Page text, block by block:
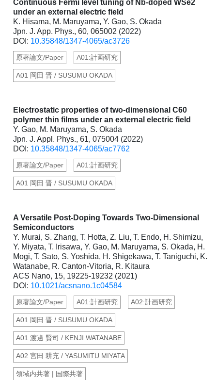
Continuous Fermi level tuning of Nb-doped WSe2
under an external electric field
K. Hisama, M. Maruyama, Y. Gao, S. Okada
Jpn. J. App. Phys., 60, 065002 (2022)
DOI: 10.35848/1347-4065/ac3726
原著論文/Paper A01:計画研究
A01 岡田 晋 / SUSUMU OKADA
Electrostatic properties of two-dimensional C60
polymer thin films under an external electric field
Y. Gao, M. Maruyama, S. Okada
Jpn. J. Appl. Phys., 61, 075004 (2022)
DOI: 10.35848/1347-4065/ac7762
原著論文/Paper A01:計画研究
A01 岡田 晋 / SUSUMU OKADA
A Versatile Post-Doping Towards Two-Dimensional
Semiconductors
Y. Murai, S. Zhang, T. Hotta, Z. Liu, T. Endo, H. Shimizu,
Y. Miyata, T. Irisawa, Y. Gao, M. Maruyama, S. Okada, H.
Mogi, T. Sato, S. Yoshida, H. Shigekawa, T. Taniguchi, K.
Watanabe, R. Canton-Vitoria, R. Kitaura
ACS Nano, 15, 19225-19232 (2021)
DOI: 10.1021/acsnano.1c04584
原著論文/Paper A01:計画研究 A02:計画研究
A01 岡田 晋 / SUSUMU OKADA
A01 渡邊 賢司 / KENJI WATANABE
A02 宮田 耕充 / YASUMITU MIYATA
領域内共著 | 国際共著